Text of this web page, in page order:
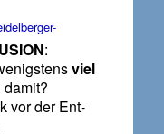
:
viel
damit?
vor der Ent-